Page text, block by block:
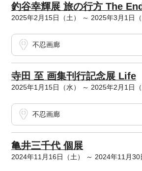
釣谷幸輝展 旅の行方 The
2025年2月15日（土） ～ 2025年3月1日（
不忍画廊
寺田 至 画集刊行記念展 Life
2025年1月15日（水） ～ 2025年2月1日（
不忍画廊
亀井三千代 個展
2024年11月16日（土） ～ 2024年11月30